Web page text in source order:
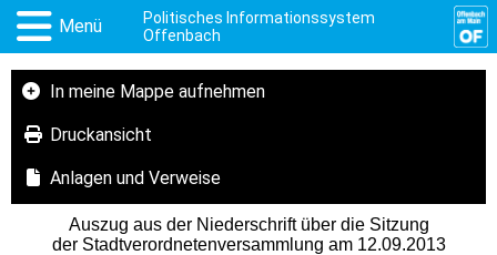
Menü
Politisches Informationssystem
Offenbach
In meine Mappe aufnehmen
Druckansicht
Anlagen und Verweise
Auszug aus der Niederschrift über die Sitzung
der Stadtverordnetenversammlung am 12.09.2013